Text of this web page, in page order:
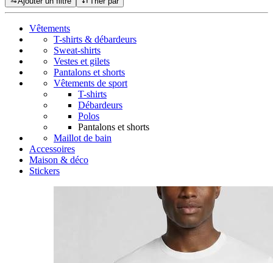
Vêtements
T-shirts & débardeurs
Sweat-shirts
Vestes et gilets
Pantalons et shorts
Vêtements de sport
T-shirts
Débardeurs
Polos
Pantalons et shorts
Maillot de bain
Accessoires
Maison & déco
Stickers